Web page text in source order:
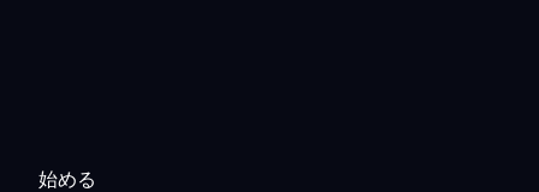
始める